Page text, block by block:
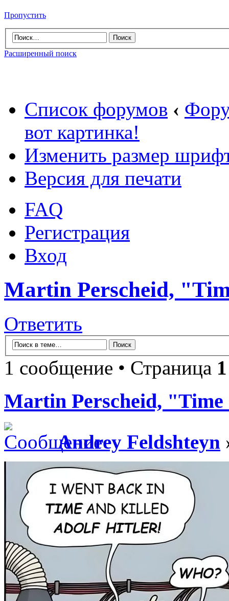
Пропустить
Расширенный поиск
Список форумов ‹
вот картинка!
Изменить размер
Версия для печати
FAQ
Регистрация
Вход
Martin Perscheid,
Ответить
1 сообщение • Страница 1
Martin Perscheid,
Andrey Feldshteyn